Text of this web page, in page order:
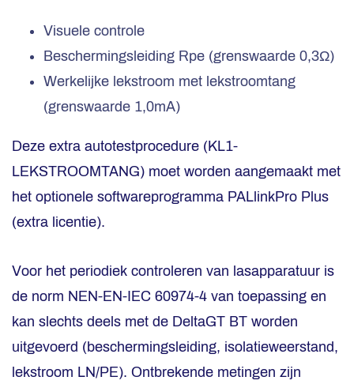
Visuele controle
Beschermingsleiding Rpe (grenswaarde 0,3Ω)
Werkelijke lekstroom met lekstroomtang
(grenswaarde 1,0mA)
Deze extra autotestprocedure (KL1-
LEKSTROOMTANG) moet worden aangemaakt met
het optionele softwareprogramma PALlinkPro Plus
(extra licentie).
Voor het periodiek controleren van lasapparatuur is
de norm NEN-EN-IEC 60974-4 van toepassing en
kan slechts deels met de DeltaGT BT worden
uitgevoerd (beschermingsleiding, isolatieweerstand,
lekstroom LN/PE). Ontbrekende metingen zijn